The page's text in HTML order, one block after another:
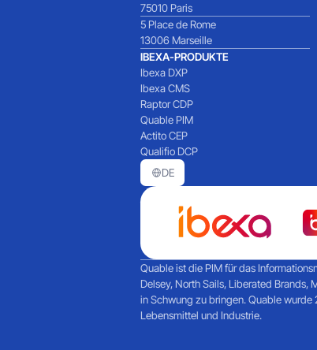
75010 Paris
5 Place de Rome
13006 Marseille
IBEXA-PRODUKTE
Ibexa DXP
Ibexa CMS
Raptor CDP
Quable PIM
Actito CEP
Qualifio DCP
DE
Quable ist die PIM für das
Delsey, North Sails, Liberated Brands,
in Schwung zu bringen. Quable
Lebensmittel und Industrie.